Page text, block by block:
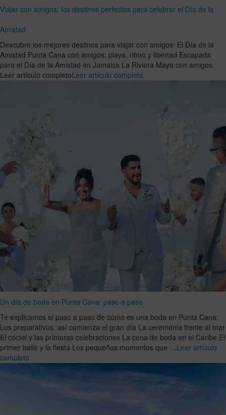
Viajar con amigos: los destinos perfectos para celebrar el Día de la
Amistad
Descubre los mejores destinos para viajar con amigos: El Día de la
Amistad Punta Cana con amigos: playa, ritmo y libertad Escapada
para el Día de la Amistad en Jamaica La Riviera Maya con amigos
Leer artículo completoLeer artículo completo
Un día de boda en Punta Cana: paso a paso
Te explicamos el paso a paso de cómo es una boda en Punta Cana:
Los preparativos: así comienza el gran día La ceremonia frente al mar
El cóctel y las primeras celebraciones La cena de boda en el Caribe El
primer baile y la fiesta Los pequeños momentos que …Leer artículo
completo